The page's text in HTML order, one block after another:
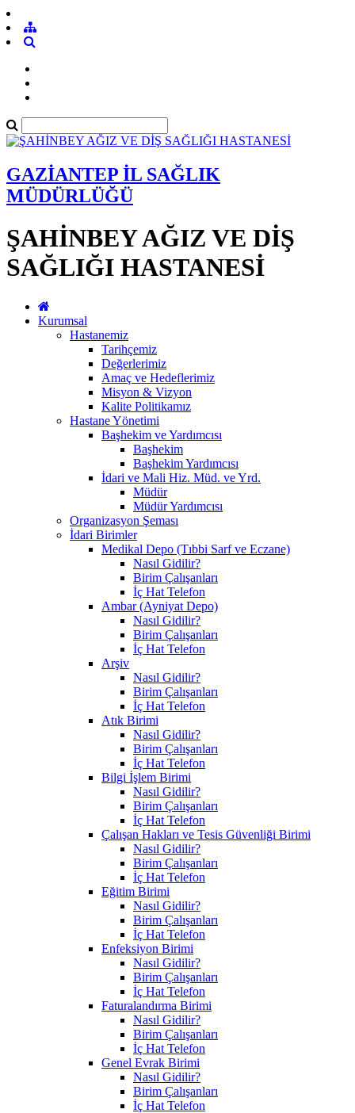
GAZİANTEP İL SAĞLIK
MÜDÜRLÜĞÜ
ŞAHİNBEY AĞIZ VE DİŞ
SAĞLIĞI HASTANESİ
Kurumsal
Hastanemiz
Tarihçemiz
Değerlerimiz
Amaç ve Hedeflerimiz
Misyon & Vizyon
Kalite Politikamız
Hastane Yönetimi
Başhekim ve Yardımcısı
Başhekim
Başhekim Yardımcısı
İdari ve Mali Hiz. Müd. ve Yrd.
Müdür
Müdür Yardımcısı
Organizasyon Şeması
İdari Birimler
Medikal Depo (Tıbbi Sarf ve Eczane)
Nasıl Gidilir?
Birim Çalışanları
İç Hat Telefon
Ambar (Ayniyat Depo)
Nasıl Gidilir?
Birim Çalışanları
İç Hat Telefon
Arşiv
Nasıl Gidilir?
Birim Çalışanları
İç Hat Telefon
Atık Birimi
Nasıl Gidilir?
Birim Çalışanları
İç Hat Telefon
Bilgi İşlem Birimi
Nasıl Gidilir?
Birim Çalışanları
İç Hat Telefon
Çalışan Hakları ve Tesis Güvenliği Birimi
Nasıl Gidilir?
Birim Çalışanları
İç Hat Telefon
Eğitim Birimi
Nasıl Gidilir?
Birim Çalışanları
İç Hat Telefon
Enfeksiyon Birimi
Nasıl Gidilir?
Birim Çalışanları
İç Hat Telefon
Faturalandırma Birimi
Nasıl Gidilir?
Birim Çalışanları
İç Hat Telefon
Genel Evrak Birimi
Nasıl Gidilir?
Birim Çalışanları
İç Hat Telefon